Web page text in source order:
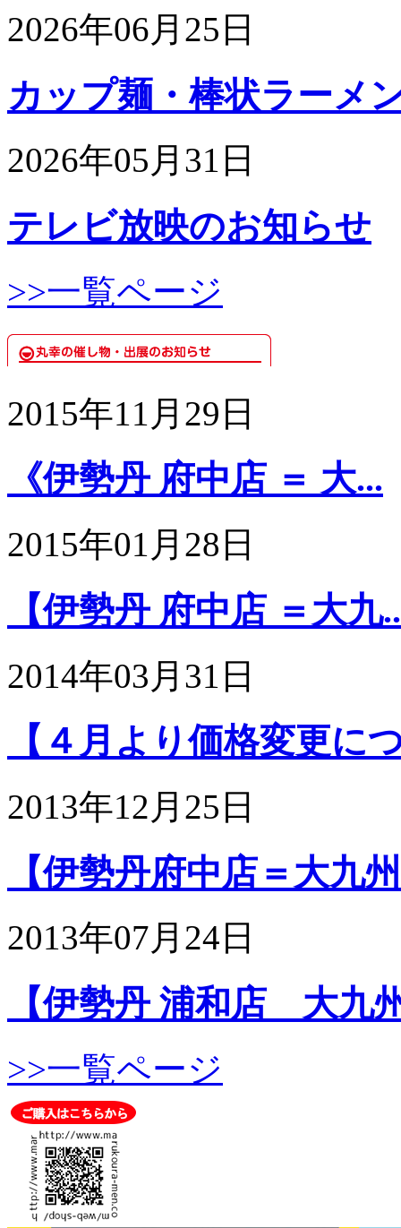
2026年06月25日
カップ麺・棒状ラーメ
2026年05月31日
テレビ放映のお知らせ
>>一覧ページ
2015年11月29日
《伊勢丹 府中店 ＝ 大...
2015年01月28日
【伊勢丹 府中店 ＝大九
2014年03月31日
【４月より価格変更に
2013年12月25日
【伊勢丹府中店＝大九
2013年07月24日
【伊勢丹 浦和店 大九
>>一覧ページ